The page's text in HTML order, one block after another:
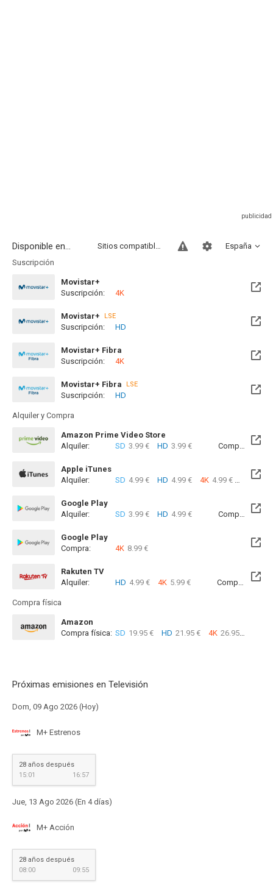
Disponible en... España
Sitios compatibles
Suscripción
Movistar+
Disponible hasta el Vie, 08 Ene 2027 (Quedan 5 meses)
Suscripción: 4K
Movistar+
LSE
Disponible hasta el Vie, 08 Ene 2027 (Quedan 5 meses)
Suscripción: HD
Movistar+ Fibra
Disponible hasta el Vie, 08 Ene 2027 (Quedan 5 meses)
Suscripción: 4K
Movistar+ Fibra
LSE
Disponible hasta el Vie, 08 Ene 2027 (Quedan 5 meses)
Suscripción: HD
Alquiler y Compra
Amazon Prime Video Store
Alquiler:
SD 3.99 € HD 3.99 € Compra: SD
Apple iTunes
Alquiler:
SD 4.99 € HD 4.99 € 4K 4.99 €
Google Play
Alquiler:
SD 3.99 € HD 4.99 € Compra: SD
Google Play
Compra:
4K 8.99 €
Rakuten TV
Alquiler:
HD 4.99 € 4K 5.99 € Compra: SD
Compra física
Amazon
Compra física: SD 19.95 € HD 21.95 € 4K 26.95 €
Próximas emisiones en Televisión
Dom, 09 Ago 2026 (Hoy)
M+ Estrenos
28 años después
15:01
16:57
Jue, 13 Ago 2026 (En 4 días)
M+ Acción
28 años después
08:00
09:55